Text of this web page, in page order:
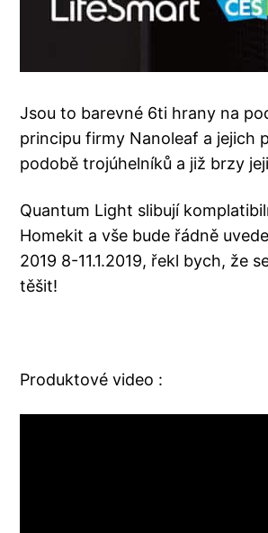
Jsou to barevné 6ti hrany na
principu firmy Nanoleaf a jejich
podobě trojúhelníků a již brzy
Quantum Light slibují
Homekit a vše bude řádně
2019 8-11.1.2019, řekl bych, že
těšit!
Produktové video :